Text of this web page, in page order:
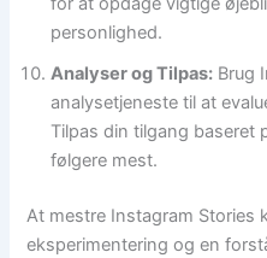
personlighed.
Analyser og Tilpas: Brug
analysetjeneste til at
Tilpas din tilgang baseret
følgere mest.
At mestre Instagram Stories
eksperimentering og en